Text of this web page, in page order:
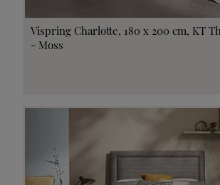
Vispring Charlotte, 180 x 200 cm, KT
- Moss